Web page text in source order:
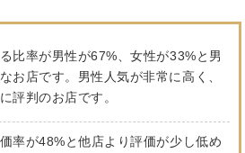
比率が男性が67%、女性が33%と男
お店です。男性人気が非常に高く、
評判のお店です。
率が48%と他店より評価が少し低め